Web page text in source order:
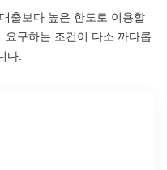
출보다 높은 한도로 이용할
요구하는 조건이 다소 까다롭
다.